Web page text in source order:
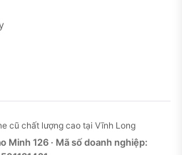
cũ chất lượng cao tại Vĩnh Long
Minh 126 · Mã số doanh nghiệp: